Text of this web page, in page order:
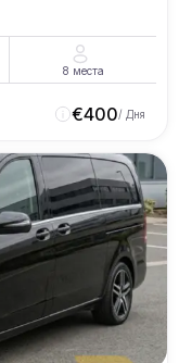
8 места
€400/ Дня